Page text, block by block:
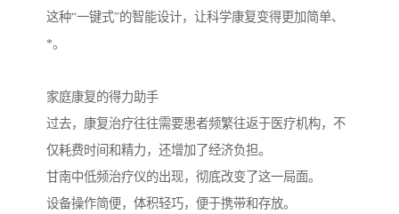
这种“一键式”的智能设计，让科学康复变得更加简单、
*。
家庭康复的得力助手
过去，康复治疗往往需要患者频繁往返于医疗机构，不
仅耗费时间和精力，还增加了经济负担。
甘南中低频治疗仪的出现，彻底改变了这一局面。
设备操作简便，体积轻巧，便于携带和存放。